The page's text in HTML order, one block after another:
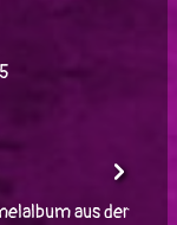
aus der